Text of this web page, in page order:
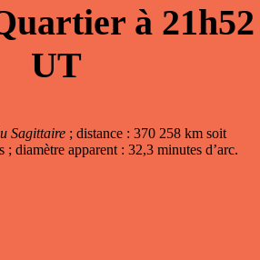
à 21h52
UT
Sagittaire ; distance : 370 258 km soit
; diamètre apparent : 32,3 minutes d’arc.